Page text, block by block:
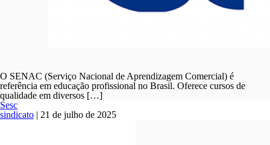
O SENAC (Serviço Nacional de Aprendizagem Comercial) é
referência em educação profissional no Brasil. Oferece cursos de
qualidade em diversos […]
Sesc
sindicato | 21 de julho de 2025